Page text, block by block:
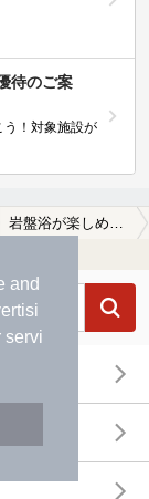
and
servi
待のご案
う！対象施設が